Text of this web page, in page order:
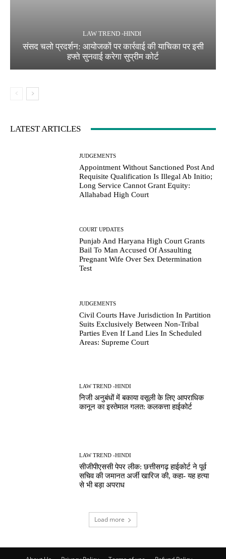
LAW TREND -HINDI
संसद चलो प्रदर्शन: आयोजकों पर कार्रवाई की याचिका पर इसी
हफ्ते सुनवाई करेगा सुप्रीम कोर्ट
LATEST ARTICLES
JUDGEMENTS
Appointment Without Sanctioned Post And
Requisite Qualification Is Illegal Ab Initio;
Long Service Cannot Grant Equity:
Allahabad High Court
COURT UPDATES
Punjab And Haryana High Court Grants
Bail To Man Accused Of Assaulting
Pregnant Wife Over Sex Determination
Test
JUDGEMENTS
Civil Courts Have Jurisdiction In Partition
Suits Exclusively Between Non-Tribal
Parties Even If Land Lies In Scheduled
Areas: Supreme Court
LAW TREND -HINDI
निजी अनुबंधों में बकाया वसूली के लिए आपराधिक
कानून का इस्तेमाल गलत: कलकत्ता हाईकोर्ट
LAW TREND -HINDI
सीजीपीएससी पेपर लीक: छत्तीसगढ़ हाईकोर्ट ने पूर्व
सचिव की जमानत अर्जी खारिज की, कहा- यह हत्या
से भी बड़ा अपराध
Load more